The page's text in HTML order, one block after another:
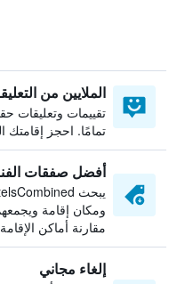
الملايين من
تقييمات وتعليقات
تمامًا. احجز إقامتك
أفضل صفقات
ومكان إقامة
مقارنة أماكن الإقامة
إلغاء مجاني